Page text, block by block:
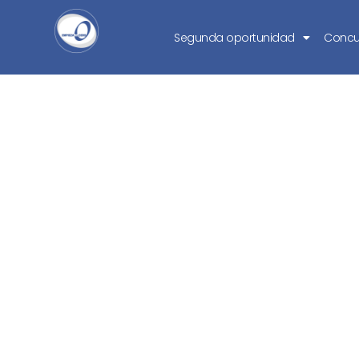
Segunda oportunidad